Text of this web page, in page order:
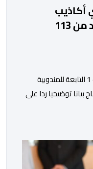
أكاذيب
المهرطقين: زيان استفاد من 113
اصدرت إدارة السجن المحلي العرجات 1 التابعة للمندوبية
بيانا توضيحيا ردا على
والمعطيات
أن المعني بالأمر
ومستمر وفقا […]